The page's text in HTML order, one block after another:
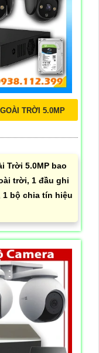
TRỜI 5.0MP
Trời 5.0MP bao
trời, 1 đầu ghi
1 bộ chia tín hiệu